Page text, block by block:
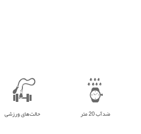
حالت‌های ورزشی ضدآب 20 متر